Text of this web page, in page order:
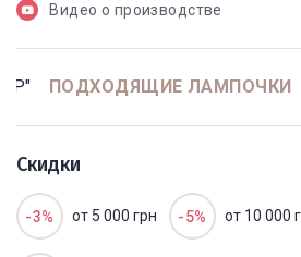
Видео о производстве
ПОДХОДЯЩИЕ ЛАМПОЧКИ
Скидки
-3% от 5 000 грн -5% от 10 000